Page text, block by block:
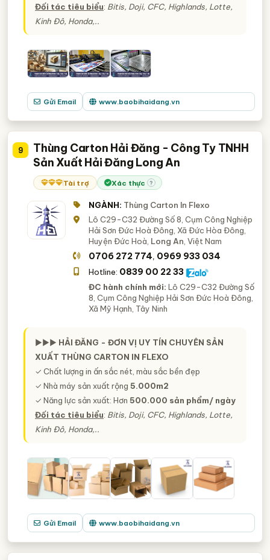
Đối tác tiêu biểu: Bitis, Doji, CFC, Highlands, Lotte,
Kinh Đô, Honda,..
Gửi Email www.baobihaidang.vn
9
Thùng Carton Hải Đăng - Công Ty TNHH
Sản Xuất Hải Đăng Long An
Tài trợ Xác thực ?
NGÀNH: Thùng Carton In Flexo
Lô C29-C32 Đường Số 8, Cụm Công Nghiệp
Hải Sơn Đức Hoà Đông, Xã Đức Hòa Đông,
Huyện Đức Hoà, Long An, Việt Nam
0706 272 774, 0969 933 034
Hotline: 0839 00 22 33
ĐC hành chính mới: Lô C29-C32 Đường Số
8, Cụm Công Nghiệp Hải Sơn Đức Hoà Đông,
Xã Mỹ Hạnh, Tây Ninh
►►► HẢI ĐĂNG - ĐƠN VỊ UY TÍN CHUYÊN SẢN
XUẤT THÙNG CARTON IN FLEXO
✓ Chất lượng in ấn sắc nét, màu sắc bền đẹp
✓ Nhà máy sản xuất rộng 5.000m2
✓ Năng lực sản xuất: Hơn 500.000 sản phẩm/ ngày
Đối tác tiêu biểu: Bitis, Doji, CFC, Highlands, Lotte,
Kinh Đô, Honda,..
Gửi Email www.baobihaidang.vn